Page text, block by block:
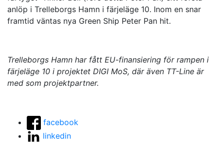
anlöp i Trelleborgs Hamn i färjeläge 10. Inom en snar
framtid väntas nya Green Ship Peter Pan hit.
Trelleborgs Hamn har fått EU-finansiering för rampen i
färjeläge 10 i projektet DIGI MoS, där även TT-Line är
med som projektpartner.
facebook
linkedin